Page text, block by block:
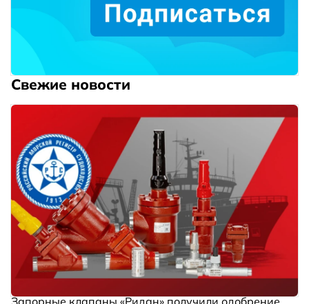
Свежие новости